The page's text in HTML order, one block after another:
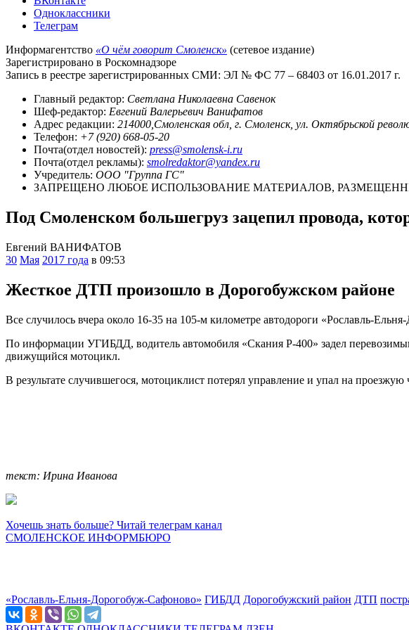
Одноклассники
Телеграм
Информагентство «О чём говорит Смоленск» (сетевое издание)
Зарегистрировано в Роскомнадзоре
Запись в реестре зарегистрированных СМИ: ЭЛ № ФС 77 – 68403 от 16.01.2017 г.
Главный редактор: Светлана Николаевна Савенок
Шеф-редактор: Евгений Валерьевич Ванифатов
Адрес редакции: 214000,Смоленская обл, г. Смоленск, ул. Октябрьской
Телефон: +7 (920) 668-05-20
Почта(отдел новостей): press@smolensk-i.ru
Почта(отдел рекламы): smolredaktor@yandex.ru
Учредитель: ООО "Группа ГС"
ЗАПРЕЩЕНО ЛЮБОЕ ИСПОЛЬЗОВАНИЕ МАТЕРИАЛОВ,
Под Смоленском большегруз зацепил провода,
Евгений ВАНИФАТОВ
30 Мая 2017 года в 09:53
Жесткое ДТП произошло в Дорогобужском районе
Все случилось вчера около 16-35 на 105-м километре автодороги «Рославль-
По информации УГИБДД, водитель автомобиля «Скания Р-400» задел
движущийся мотоцикл.
В результате случившегося, мотоциклист потерял управление и упал на
текст: Ирина Иванова
Хочешь знать больше? Читай телеграм канал
СМОЛЕНСКОЕ ИНФОРМБЮРО
«Рославль-Ельня-Дорогобуж-Сафоново» ГИБДД Дорогобужский район ДТП